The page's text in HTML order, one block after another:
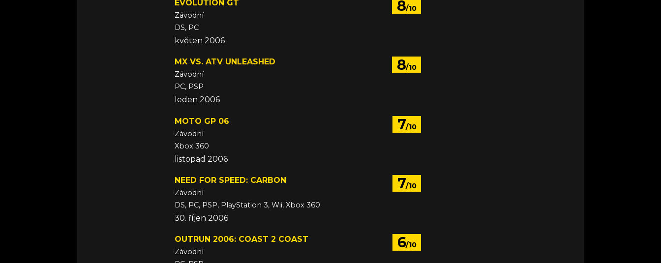
8/10
EVOLUTION GT
Závodní
DS, PC
květen 2006
8/10
MX VS. ATV UNLEASHED
Závodní
PC, PSP
leden 2006
7/10
MOTO GP 06
Závodní
Xbox 360
listopad 2006
7/10
NEED FOR SPEED: CARBON
Závodní
DS, PC, PSP, PlayStation 3, Wii, Xbox 360
30. říjen 2006
6/10
OUTRUN 2006: COAST 2 COAST
Závodní